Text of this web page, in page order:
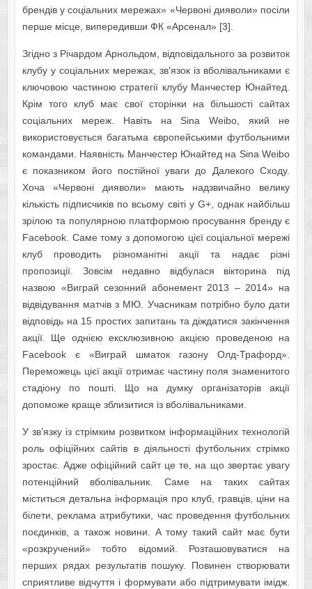
брендів у соціальних мережах» «Червоні дияволи» посіли
перше місце, випередивши ФК «Арсенал» [3].
Згідно з Річардом Арнольдом, відповідального за розвиток
клубу у соціальних мережах, зв’язок із вболівальниками є
ключовою частиною стратегії клубу Манчестер Юнайтед.
Крім того клуб має свої сторінки на більшості сайтах
соціальних мереж. Навіть на Sina Weibo, який не
використовується багатьма європейськими футбольними
командами. Наявність Манчестер Юнайтед на Sina Weibo
є показником його постійної уваги до Далекого Сходу.
Хоча «Червоні дияволи» мають надзвичайно велику
кількість підписчиків по всьому світі у G+, однак найбільш
зрілою та популярною платформою просування бренду є
Facebook. Саме тому з допомогою цієї соціальної мережі
клуб проводить різноманітні акції та надає різні
пропозиції. Зовсім недавно відбулася вікторина під
назвою «Виграй сезонний абонемент 2013 – 2014» на
відвідування матчів з МЮ. Учасникам потрібно було дати
відповідь на 15 простих запитань та діждатися закінчення
акції. Ще однією ексклюзивною акцією проведеною на
Facebook є «Виграй шматок газону Олд-Трафорд».
Переможець цієї акції отримає частину поля знаменитого
стадіону по пошті. Що на думку організаторів акції
допоможе краще зблизитися із вболівальниками.
У зв’язку із стрімким розвитком інформаційних технологій
роль офіційних сайтів в діяльності футбольних стрімко
зростає. Адже офіційний сайт це те, на що звертає увагу
потенційний вболівальник. Саме на таких сайтах
міститься детальна інформація про клуб, гравців, ціни на
білети, реклама атрибутики, час проведення футбольних
поєдинків, а також новини. А тому такий сайт має бути
«розкручений» тобто відомий. Розташовуватися на
перших рядах результатів пошуку. Повинен створювати
сприятливе відчуття і формувати або підтримувати імідж.